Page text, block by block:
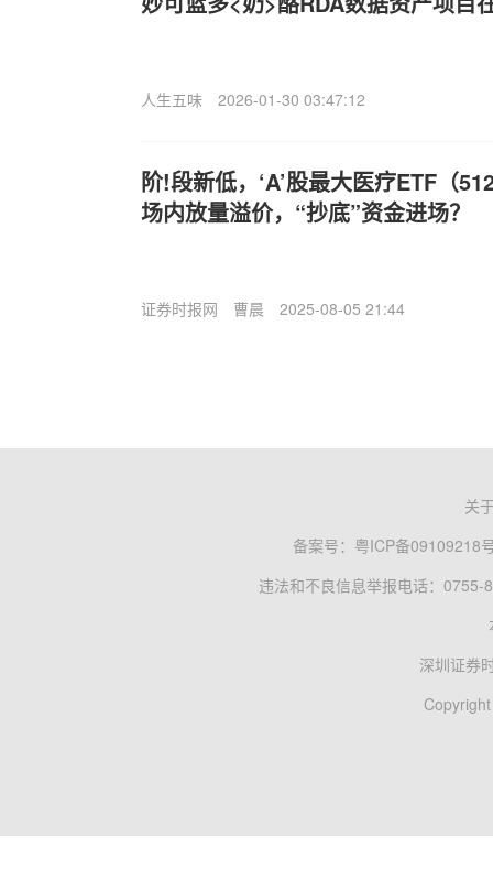
人生五味 2026-01-30 03:47:12
阶!段新低，‘A’股最大医疗ETF（
场内放量溢价，“抄底”资金进场？
证券时报网 曹晨 2025-08-05 21:44
关
备案号： 粤ICP备09109218
违法和不良信息举报电话：0755-
深圳证券